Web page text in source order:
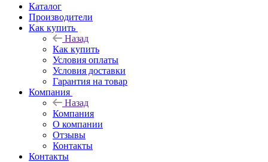
Каталог
Производители
Как купить
Назад
Как купить
Условия оплаты
Условия доставки
Гарантия на товар
Компания
Назад
Компания
О компании
Отзывы
Контакты
Контакты